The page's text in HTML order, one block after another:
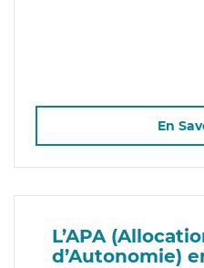
En
L’APA
d’Autonomie)